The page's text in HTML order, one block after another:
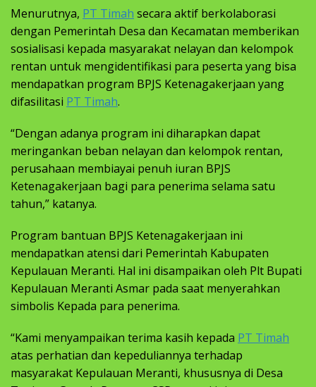
Menurutnya, PT Timah secara aktif berkolaborasi
dengan Pemerintah Desa dan Kecamatan memberikan
sosialisasi kepada masyarakat nelayan dan kelompok
rentan untuk mengidentifikasi para peserta yang bisa
mendapatkan program BPJS Ketenagakerjaan yang
difasilitasi PT Timah.
“Dengan adanya program ini diharapkan dapat
meringankan beban nelayan dan kelompok rentan,
perusahaan membiayai penuh iuran BPJS
Ketenagakerjaan bagi para penerima selama satu
tahun,” katanya.
Program bantuan BPJS Ketenagakerjaan ini
mendapatkan atensi dari Pemerintah Kabupaten
Kepulauan Meranti. Hal ini disampaikan oleh Plt Bupati
Kepulauan Meranti Asmar pada saat menyerahkan
simbolis Kepada para penerima.
“Kami menyampaikan terima kasih kepada PT Timah
atas perhatian dan kepeduliannya terhadap
masyarakat Kepulauan Meranti, khususnya di Desa